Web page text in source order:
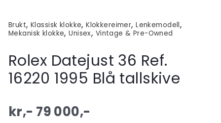
Brukt, Klassisk klokke,Klokkereimer,Lenkemodell,
Mekanisk klokke,Unisex, Vintage & Pre-Owned
Rolex Datejust 36 Ref.
16220 1995 Blå tallskive
kr,- 79 000,-